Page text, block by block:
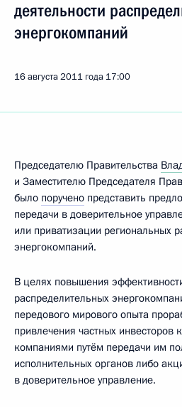
деятельности
энергокомпаний
16 августа 2011 года 17:00
Председателю Правительства
и Заместителю Председателя
было поручено представить
передачи в доверительное
или приватизации региональных
энергокомпаний.
В целях повышения
распределительных
передового мирового опыта
привлечения частных инвесторов
компаниями путём передачи им
исполнительных органов либо
в доверительное управление.